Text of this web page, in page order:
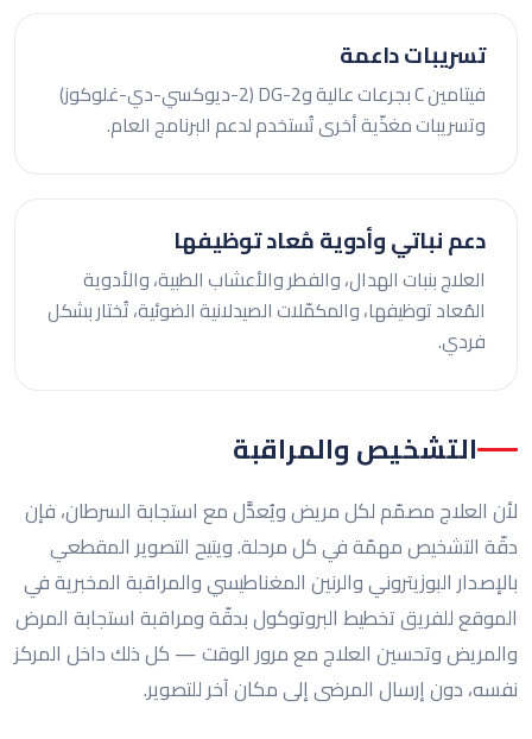
تسريبات داعمة
فيتامين C بجرعات عالية و2-DG (2-ديوكسي-دي-غلوكوز)
وتسريبات مغذّية أخرى تُستخدم لدعم البرنامج العام.
دعم نباتي وأدوية مُعاد توظيفها
العلاج بنبات الهدال، والفطر والأعشاب الطبية، والأدوية
المُعاد توظيفها، والمكمّلات الصيدلانية الضوئية، تُختار بشكل
فردي.
التشخيص والمراقبة
لأن العلاج مصمّم لكل مريض ويُعدَّل مع استجابة السرطان، فإن
دقّة التشخيص مهمّة في كل مرحلة. ويتيح التصوير المقطعي
بالإصدار البوزيتروني والرنين المغناطيسي والمراقبة المخبرية في
الموقع للفريق تخطيط البروتوكول بدقّة ومراقبة استجابة المرض
والمريض وتحسين العلاج مع مرور الوقت — كل ذلك داخل المركز
نفسه، دون إرسال المرضى إلى مكان آخر للتصوير.